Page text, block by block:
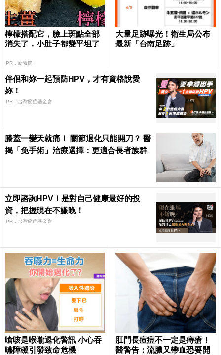
檸檬搭配它，臉上斑點全部
消失了，小肚子都變平坦了
PR．新素簡
大量足跡曝光！衛生局公布
最新「台南足跡」
伴侶和妳一起預防HPV，才有資格說愛
妳！
PR．台灣癌症基金會
膝蓋一變天就痛！ 關節退化只能開刀？ 醫
揭「免手術」治療選擇：更適合長者族群
立即諮詢HPV！是對自己健康最好的投
資，把握現在不嫌晚！
PR．台灣癌症基金會
嗆咳是喉嚨退化警訊 小心吞
嚥障礙引發致命危機
肛門長痘痘不一定是痔瘡！
醫警告：流膿又帶血恐要開